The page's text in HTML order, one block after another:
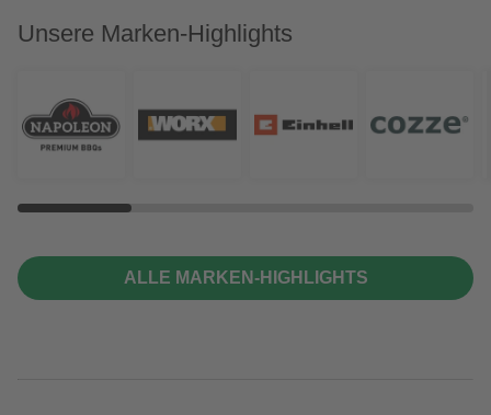
Unsere Marken-Highlights
ALLE MARKEN-HIGHLIGHTS